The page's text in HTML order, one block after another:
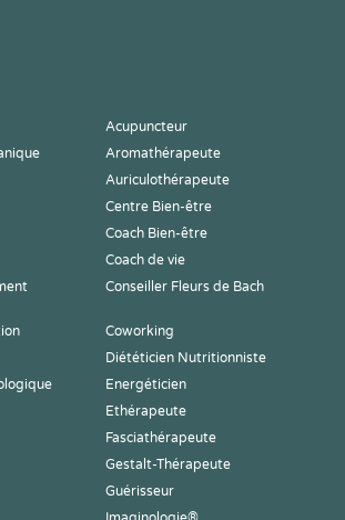
Acupuncteur
Aromathérapeute
Auriculothérapeute
Centre Bien-être
Coach Bien-être
Coach de vie
Conseiller Fleurs de Bach
Coworking
Diététicien Nutritionniste
Energéticien
Ethérapeute
Fasciathérapeute
Gestalt-Thérapeute
Guérisseur